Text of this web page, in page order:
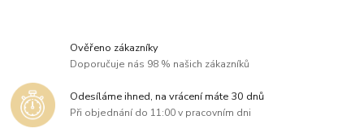
Ověřeno zákazníky
Doporučuje nás 98 % našich zákazníků
Odesíláme ihned, na vrácení máte 30 dnů
Při objednání do 11:00 v pracovním dni